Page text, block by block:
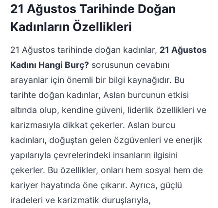
21 Ağustos Tarihinde Doğan
Kadınların Özellikleri
21 Ağustos tarihinde doğan kadınlar, 21 Ağustos
Kadını Hangi Burç? sorusunun cevabını
arayanlar için önemli bir bilgi kaynağıdır. Bu
tarihte doğan kadınlar, Aslan burcunun etkisi
altında olup, kendine güveni, liderlik özellikleri ve
karizmasıyla dikkat çekerler. Aslan burcu
kadınları, doğuştan gelen özgüvenleri ve enerjik
yapılarıyla çevrelerindeki insanların ilgisini
çekerler. Bu özellikler, onları hem sosyal hem de
kariyer hayatında öne çıkarır. Ayrıca, güçlü
iradeleri ve karizmatik duruşlarıyla,